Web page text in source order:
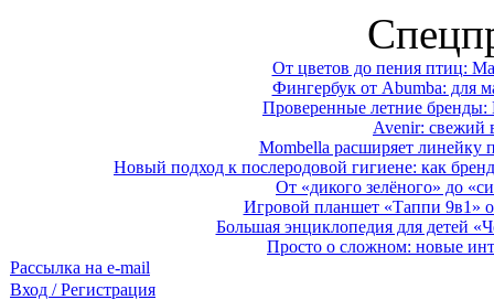
От цветов до пения птиц:
Фингербук от Abumba: для
Проверенные летние
Avenir: свежий
Mombella расширяет линейку
Новый подход к послеродовой гигиене: как
От «дикого зелёного» до
Игровой планшет «Таппи 9в1»
Большая энциклопедия для детей
Просто о сложном: новые
Рассылка на e-mail
Вход / Регистрация